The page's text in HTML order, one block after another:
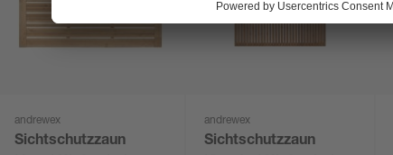
andrewex
Sichtschutzzaun
andrewex
Sichtschutzzaun